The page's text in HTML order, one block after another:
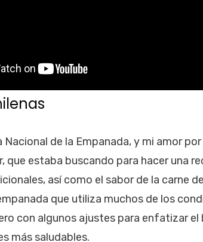
Nacional de la Empanada, y mi amor
que estaba buscando para hacer una
así como el sabor de la carne
que utiliza muchos de los
con algunos ajustes para enfatizar
más saludables.